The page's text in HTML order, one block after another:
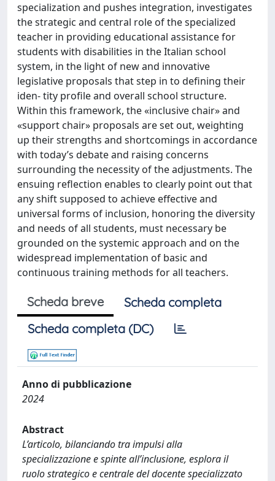
specialization and pushes integration, investigates
the strategic and central role of the specialized
teacher in providing educational assistance for
students with disabilities in the Italian school
system, in the light of new and innovative
legislative proposals that step in to defining their
iden- tity profile and overall school structure.
Within this framework, the «inclusive chair» and
«support chair» proposals are set out, weighting
up their strengths and shortcomings in accordance
with today’s debate and raising concerns
surrounding the necessity of the adjustments. The
ensuing reflection enables to clearly point out that
any shift supposed to achieve effective and
universal forms of inclusion, honoring the diversity
and needs of all students, must necessary be
grounded on the systemic approach and on the
widespread implementation of basic and
continuous training methods for all teachers.
Scheda breve
Scheda completa
Scheda completa (DC)
Anno di pubblicazione
2024
Abstract
L’articolo, bilanciando tra impulsi alla
specializzazione e spinte all’inclusione, esplora il
ruolo strategico e centrale del docente specializzato